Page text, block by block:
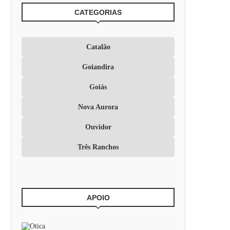
CATEGORIAS
Catalão
Goiandira
Goiás
Nova Aurora
Ouvidor
Três Ranchos
APOIO